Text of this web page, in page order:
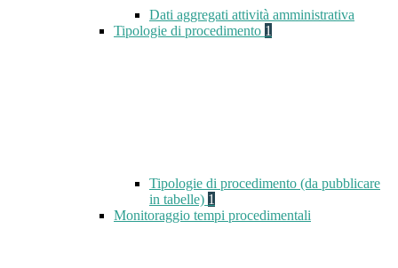
Dati aggregati attività amministrativa
Tipologie di procedimento 1
Tipologie di procedimento (da pubblicare
in tabelle) 1
Monitoraggio tempi procedimentali